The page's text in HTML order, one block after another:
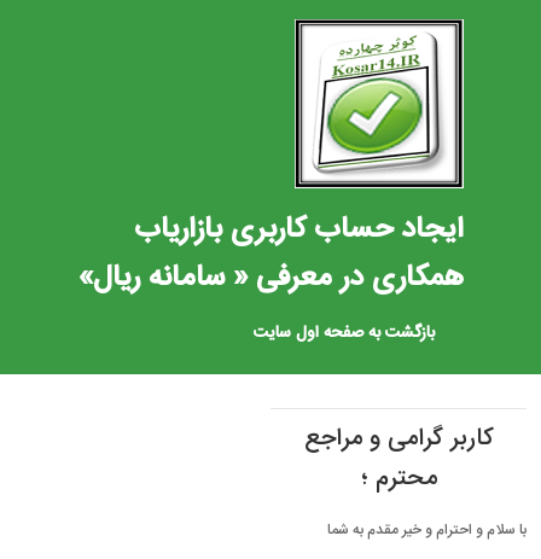
ایجاد حساب کاربری بازاریاب
همکاری در معرفی « سامانه ریال»
بازگشت به صفحه اول سایت
کاربر گرامی و مراجع
محترم ؛
با سلام و احترام و خیر مقدم به شما